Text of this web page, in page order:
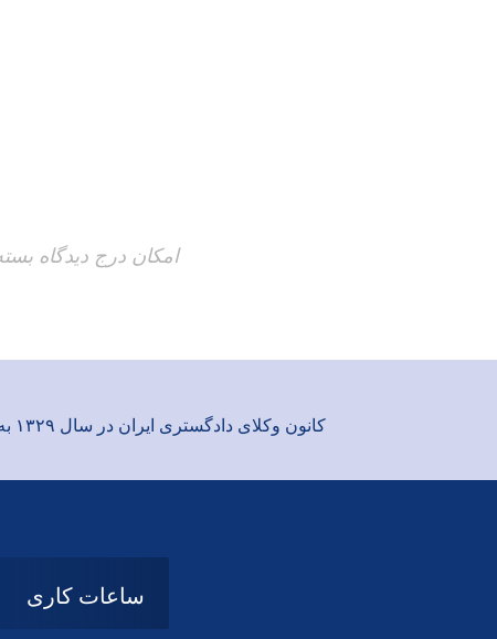
امکان درج دیدگاه
کانون وکلای دادگستری ایران در سال ۱۳۲۹ به عضویت
ساعات کاری